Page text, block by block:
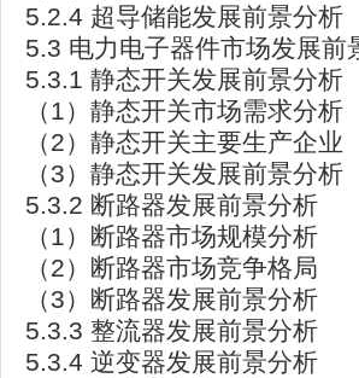
5.2.4 超导储能发展前景分析
5.3 电力电子器件市场发展前
5.3.1 静态开关发展前景分析
（1）静态开关市场需求分析
（2）静态开关主要生产企业
（3）静态开关发展前景分析
5.3.2 断路器发展前景分析
（1）断路器市场规模分析
（2）断路器市场竞争格局
（3）断路器发展前景分析
5.3.3 整流器发展前景分析
5.3.4 逆变器发展前景分析